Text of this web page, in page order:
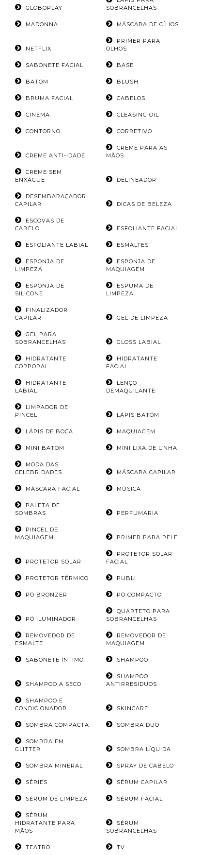
GLOBOPLAY
SOBRANCELHAS
MADONNA MÁSCARA DE CÍLIOS
NETFLIX
PRIMER PARA
OLHOS
SABONETE FACIAL BASE
BATOM BLUSH
BRUMA FACIAL CABELOS
CINEMA CLEASING OIL
CONTORNO CORRETIVO
CREME ANTI-IDADE
CREME PARA AS
MÃOS
CREME SEM
ENXÁGUE
DELINEADOR
DESEMBARAÇADOR
CAPILAR
DICAS DE BELEZA
ESCOVAS DE
CABELO
ESFOLIANTE FACIAL
ESFOLIANTE LABIAL ESMALTES
ESPONJA DE
LIMPEZA
ESPONJA DE
MAQUIAGEM
ESPONJA DE
SILICONE
ESPUMA DE
LIMPEZA
FINALIZADOR
CAPILAR
GEL DE LIMPEZA
GEL PARA
SOBRANCELHAS
GLOSS LABIAL
HIDRATANTE
CORPORAL
HIDRATANTE
FACIAL
HIDRATANTE
LABIAL
LENÇO
DEMAQUILANTE
LIMPADOR DE
PINCEL
LÁPIS BATOM
LÁPIS DE BOCA MAQUIAGEM
MINI BATOM MINI LIXA DE UNHA
MODA DAS
CELEBRIDADES
MÁSCARA CAPILAR
MÁSCARA FACIAL MÚSICA
PALETA DE
SOMBRAS
PERFUMARIA
PINCEL DE
MAQUIAGEM
PRIMER PARA PELE
PROTETOR SOLAR
PROTETOR SOLAR
FACIAL
PROTETOR TÉRMICO PUBLI
PÓ BRONZER PÓ COMPACTO
PÓ ILUMINADOR
QUARTETO PARA
SOBRANCELHAS
REMOVEDOR DE
ESMALTE
REMOVEDOR DE
MAQUIAGEM
SABONETE ÍNTIMO SHAMPOO
SHAMPOO A SECO
SHAMPOO
ANTIRRESIDUOS
SHAMPOO E
CONDICIONADOR
SKINCARE
SOMBRA COMPACTA SOMBRA DUO
SOMBRA EM
GLITTER
SOMBRA LÍQUIDA
SOMBRA MINERAL SPRAY DE CABELO
SÉRIES SÉRUM CAPILAR
SÉRUM DE LIMPEZA SÉRUM FACIAL
SÉRUM
HIDRATANTE PARA
MÃOS
SÉRUM
SOBRANCELHAS
TEATRO TV